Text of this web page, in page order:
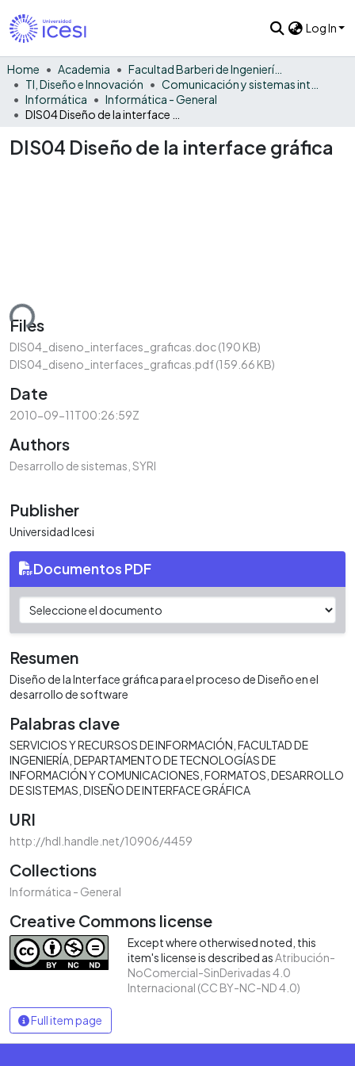
Log In
Home Academia
Facultad Barberi de Ingeniería, Diseño y Ciencias Aplicadas
TI, Diseño e Innovación
Informática
Informática - General
DIS04 Diseño de la interface gráfica
Files
DIS04_diseno_interfaces_graficas.doc(190 KB)
DIS04_diseno_interfaces_graficas.pdf(159.66 KB)
Date
2010-09-11T00:26:59Z
Authors
Desarrollo de sistemas, SYRI
Publisher
Universidad Icesi
Documentos PDF
Resumen
Diseño de la Interface gráfica para el proceso de Diseño en el
desarrollo de software
Palabras clave
SERVICIOS Y RECURSOS DE INFORMACIÓN FACULTAD DE
INGENIERÍA DEPARTAMENTO DE TECNOLOGÍAS DE
INFORMACIÓN Y COMUNICACIONES FORMATOS DESARROLLO
DE SISTEMAS DISEÑO DE INTERFACE GRÁFICA
URI
http://hdl.handle.net/10906/4459
Collections
Informática - General
Creative Commons license
Except where otherwised noted, this
item's license is described asAtribución-
NoComercial-SinDerivadas 4.0
Internacional (CC BY-NC-ND 4.0)
Full item page